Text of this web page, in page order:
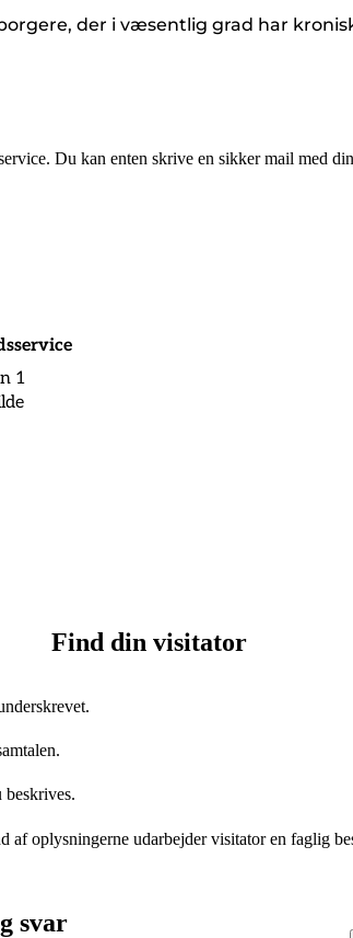
der i væsentlig grad har
Du kan enten skrive en sikker mail med
1
Find din visitator
oplysningerne udarbejder visitator en faglig
svar